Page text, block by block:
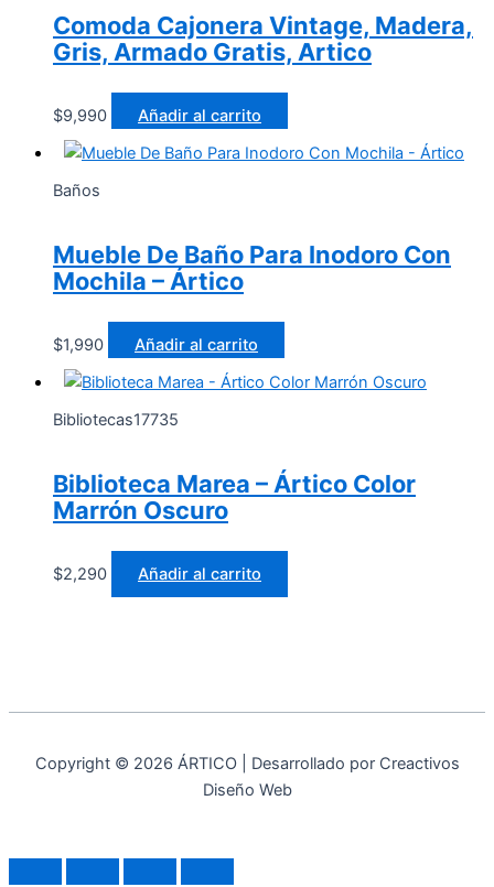
Comoda Cajonera Vintage, Madera,
Gris, Armado Gratis, Artico
$9,990 Añadir al carrito
Baños
Mueble De Baño Para Inodoro Con
Mochila – Ártico
$1,990 Añadir al carrito
Bibliotecas17735
Biblioteca Marea – Ártico Color
Marrón Oscuro
$2,290 Añadir al carrito
Copyright © 2026 ÁRTICO | Desarrollado por Creactivos
Diseño Web